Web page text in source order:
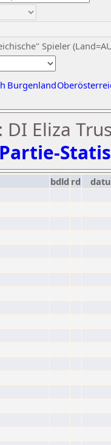
Spieler
Burgenland
Eliza
bdld rd